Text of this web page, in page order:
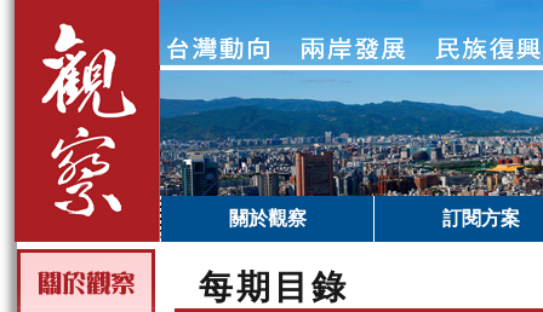
關於觀察 訂閱方案
每期目錄